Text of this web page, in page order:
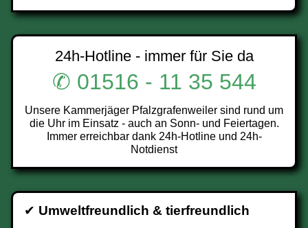
24h-Hotline - immer für Sie da
✆ 01516 - 11 35 544
Unsere Kammerjäger Pfalzgrafenweiler sind rund um
die Uhr im Einsatz - auch an Sonn- und Feiertagen.
Immer erreichbar dank 24h-Hotline und 24h-
Notdienst
✔ Umweltfreundlich & tierfreundlich